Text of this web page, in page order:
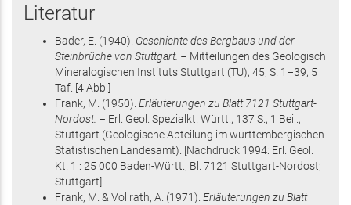
Literatur
Bader, E. (1940). Geschichte des Bergbaus und der
Steinbrüche von Stuttgart. – Mitteilungen des Geologisch
Mineralogischen Instituts Stuttgart (TU), 45, S. 1–39, 5
Taf. [4 Abb.]
Frank, M. (1950). Erläuterungen zu Blatt 7121 Stuttgart-
Nordost. – Erl. Geol. Spezialkt. Württ., 137 S., 1 Beil.,
Stuttgart (Geologische Abteilung im württembergischen
Statistischen Landesamt). [Nachdruck 1994: Erl. Geol.
Kt. 1 : 25 000 Baden-Württ., Bl. 7121 Stuttgart-Nordost;
Stuttgart]
Frank, M. & Vollrath, A. (1971). Erläuterungen zu Blatt